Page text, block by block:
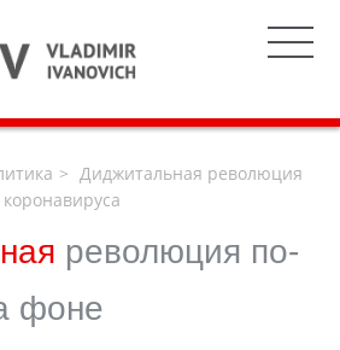
Диджитальная революция
революция по-
фоне